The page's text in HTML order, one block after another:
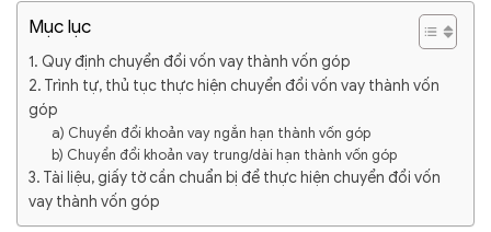
Mục lục
1. Quy định chuyển đổi vốn vay thành vốn góp
2. Trình tự, thủ tục thực hiện chuyển đổi vốn vay thành vốn
góp
a) Chuyển đổi khoản vay ngắn hạn thành vốn góp
b) Chuyển đổi khoản vay trung/dài hạn thành vốn góp
3. Tài liệu, giấy tờ cần chuẩn bị để thực hiện chuyển đổi vốn
vay thành vốn góp